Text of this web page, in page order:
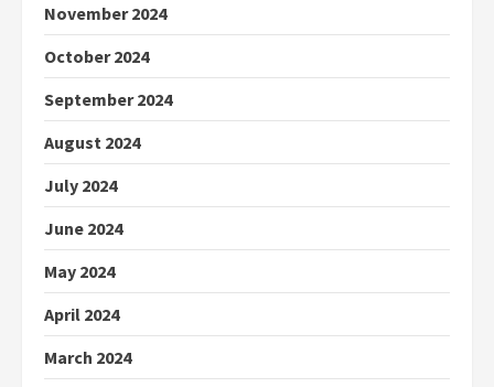
November 2024
October 2024
September 2024
August 2024
July 2024
June 2024
May 2024
April 2024
March 2024